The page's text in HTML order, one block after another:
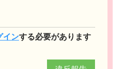
インする必要があります